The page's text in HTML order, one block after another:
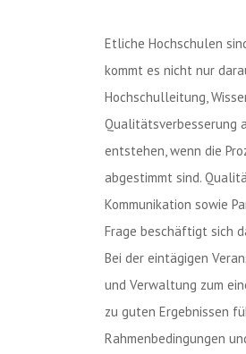
Etliche Hochschulen
kommt es nicht nur
Hochschulleitung,
Qualitätsverbesserung
entstehen, wenn die
abgestimmt sind.
Kommunikation sowie
Frage beschäftigt sich
Bei der eintägigen
und Verwaltung zum
zu guten Ergebnissen
Rahmenbedingungen